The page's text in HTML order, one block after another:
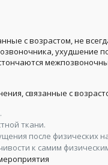
с возрастом, не
ухудшение
связанные с
ткани.
после физических
к самим